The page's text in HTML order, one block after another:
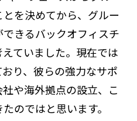
を決めてから、グルー
きるバックオフィスチ
ていました。現在では
り、彼らの強力なサポ
や海外拠点の設立、こ
のではと思います。